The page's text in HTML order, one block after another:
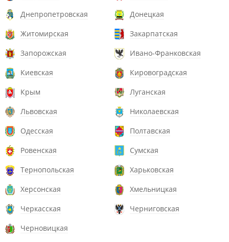
Днепропетровская
Донецкая
Житомирская
Закарпатская
Запорожская
Ивано-Франковская
Киевская
Кировоградская
Крым
Луганская
Львовская
Николаевская
Одесская
Полтавская
Ровенская
Сумская
Тернопольская
Харьковская
Херсонская
Хмельницкая
Черкасская
Черниговская
Черновицкая